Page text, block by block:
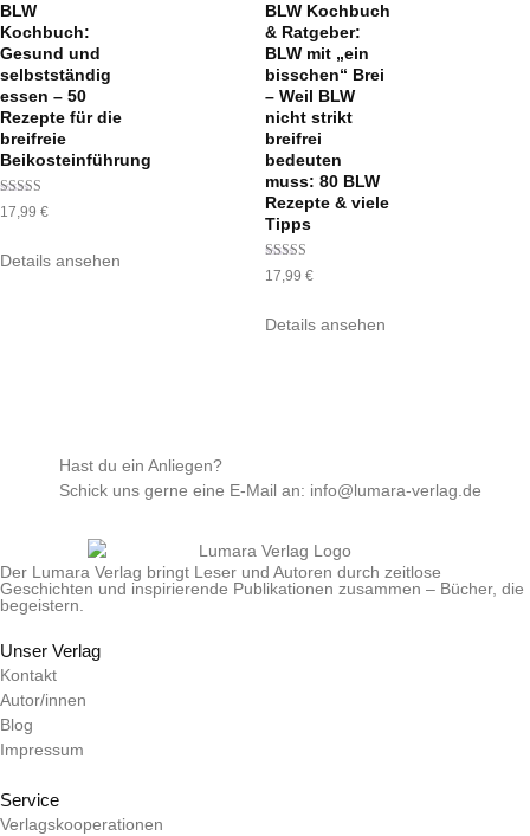
BLW
Kochbuch:
Gesund und
selbstständig
essen – 50
Rezepte für die
breifreie
Beikosteinführung
Bewertet mit
5.00
17,99 €
Details ansehen
BLW Kochbuch
& Ratgeber:
BLW mit „ein
bisschen“ Brei
– Weil BLW
nicht strikt
breifrei
bedeuten
muss: 80 BLW
Rezepte & viele
Tipps
Bewertet
mit
17,99 €
Details ansehen
Hast du ein Anliegen?
Schick uns gerne eine E-Mail an: info@lumara-verlag.de
Der Lumara Verlag bringt Leser und Autoren durch zeitlose
Geschichten und inspirierende Publikationen zusammen – Bücher, die
begeistern.
Unser Verlag
Kontakt
Autor/innen
Blog
Impressum
Service
Verlagskooperationen